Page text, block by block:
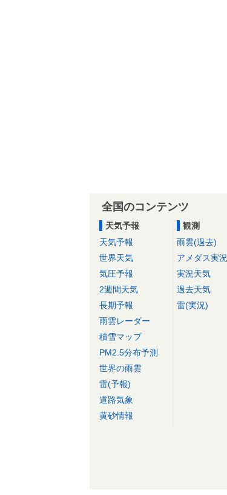
全国のコンテンツ
天気予報
天気予報
世界天気
気圧予報
2週間天気
長期予報
雨雲レーダー
積雪マップ
PM2.5分布予測
世界の雨雲
雷(予報)
道路気象
黄砂情報
観測
雨雲(過去)
アメダス実況
実況天気
過去天気
雷(実況)